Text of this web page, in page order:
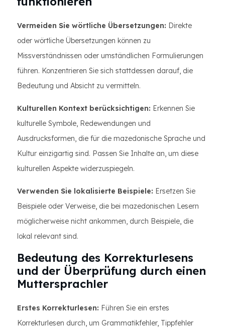
Vermeiden Sie wörtliche Übersetzungen: Direkte
oder wörtliche Übersetzungen können zu
Missverständnissen oder umständlichen Formulierungen
führen. Konzentrieren Sie sich stattdessen darauf, die
Bedeutung und Absicht zu vermitteln.
Kulturellen Kontext berücksichtigen: Erkennen Sie
kulturelle Symbole, Redewendungen und
Ausdrucksformen, die für die mazedonische Sprache und
Kultur einzigartig sind. Passen Sie Inhalte an, um diese
kulturellen Aspekte widerzuspiegeln.
Verwenden Sie lokalisierte Beispiele: Ersetzen Sie
Beispiele oder Verweise, die bei mazedonischen Lesern
möglicherweise nicht ankommen, durch Beispiele, die
lokal relevant sind.
Bedeutung des Korrekturlesens
und der Überprüfung durch einen
Muttersprachler
Erstes Korrekturlesen: Führen Sie ein erstes
Korrekturlesen durch, um Grammatikfehler, Tippfehler